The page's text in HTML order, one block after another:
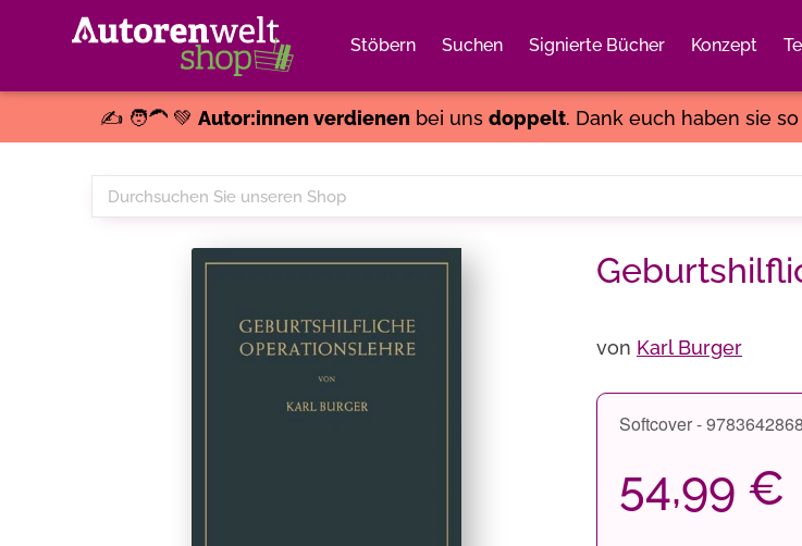
Stöbern Suchen Signierte Bücher Konzept
✍️ 🧑‍🦱 💚 Autor:innen verdienenbei uns doppelt. Dank euch haben sie
Durchsuchen
Sie
von Karl Burger
Softcover -
54,99 €